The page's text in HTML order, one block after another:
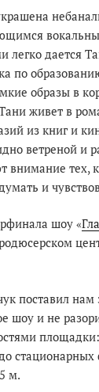
легко дается
по
образы в
живет в
из книг и
ветреной и
внимание тех,
и
шоу «
поставил нам
шоу и не
м.